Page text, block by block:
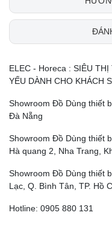
ELEC - Horeca : SIÊU
YẾU DÀNH CHO KHÁCH
Showroom Đồ Dùng thiết
Đà Nẵng
Showroom Đồ Dùng thiết
Hà quang 2, Nha Trang,
Showroom Đồ Dùng thiết
Lạc, Q. Bình Tân, TP. Hồ
Hotline: 0905 880 131